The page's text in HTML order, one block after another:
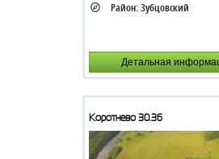
Район:Зубцовский
Детальная
Коротнево 30.36